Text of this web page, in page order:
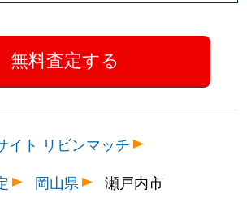
イト リビンマッチ
岡山県 瀬戸内市